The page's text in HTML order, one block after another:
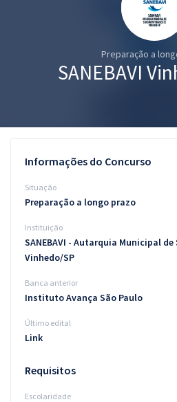
Graduação
Questões grátis
Blog
Preparação a
SANEBAVI
Informações do Concurso
Situação
Preparação a longo prazo
Instituição
SANEBAVI - Autarquia Municipal
Vinhedo/SP
Banca anterior
Instituto Avança São Paulo
Último edital
Link
Requisitos
Escolaridade